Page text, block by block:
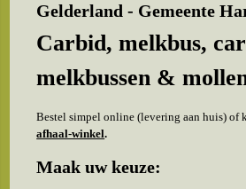
Gelderland - Gemeente
Carbid, melkbus,
melkbussen &
Bestel simpel online (levering aan huis) of
afhaal-winkel.
Maak uw keuze: